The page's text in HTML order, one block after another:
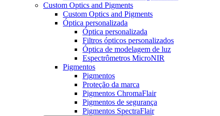
Custom Optics and Pigments
Custom Optics and Pigments
Óptica personalizada
Óptica personalizada
Filtros ópticos personalizados
Óptica de modelagem de luz
Espectrômetros MicroNIR
Pigmentos
Pigmentos
Proteção da marca
Pigmentos ChromaFlair
Pigmentos de segurança
Pigmentos SpectraFlair